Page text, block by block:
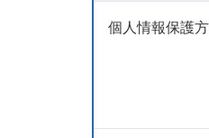
個人情報保護